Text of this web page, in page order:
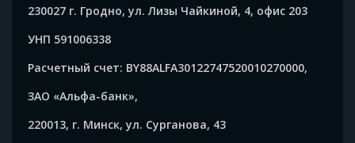
230027 г. Гродно, ул. Лизы Чайкиной, 4, офис 203
УНП 591006338
Расчетный счет: BY88ALFA30122747520010270000,
ЗАО «Альфа-банк»,
220013, г. Минск, ул. Сурганова, 43